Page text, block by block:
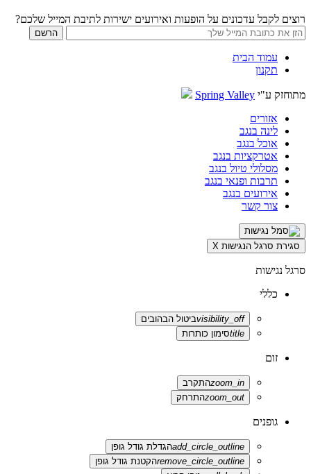
רוצים לקבל עדכונים על הופעות ואירועים ישירות לתיבת המייל שלכם?
עמוד הבית
תקנון
מתוחזק ע"י Spring Valley
אזורים
לינה בנגב
אוכל בנגב
אטרקציות בנגב
מסלולי טיול בנגב
תרבות ופנאי בנגב
אירועים בנגב
צור קשר
סגירת סרגל הנגישות X
סרגל נגישות
כללי
visibility_offביטול הבהובים
titleסימון כותרות
זום
zoom_inהתקרב
zoom_outהתרחק
גופנים
add_circle_outlineהגדלת גודל גופן
remove_circle_outlineהקטנת גודל גופן